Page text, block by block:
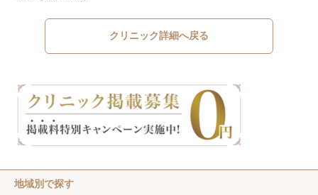
クリニック詳細へ戻る
地域別で探す